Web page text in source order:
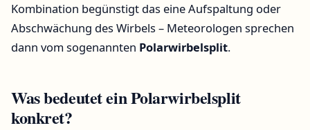
Kombination begünstigt das eine Aufspaltung oder
Abschwächung des Wirbels – Meteorologen sprechen
dann vom sogenannten Polarwirbelsplit.
Was bedeutet ein Polarwirbelsplit
konkret?